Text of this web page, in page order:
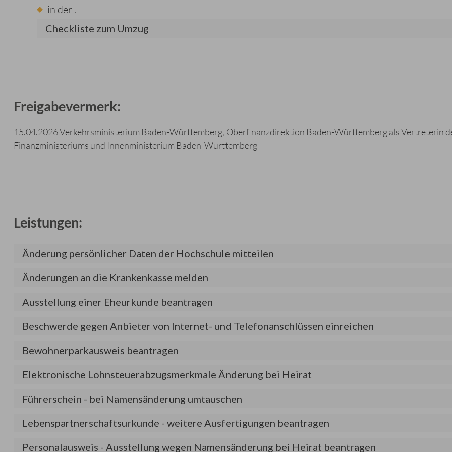
in der
Checkliste zum Umzug
.
Freigabevermerk:
15.04.2026 Verkehrsministerium Baden-Württemberg, Oberfinanzdirektion Baden-Württemberg als Vertreterin
Finanzministeriums und Innenministerium Baden-Württemberg
Leistungen:
Änderung persönlicher Daten der Hochschule mitteilen
Änderungen an die Krankenkasse melden
Ausstellung einer Eheurkunde beantragen
Beschwerde gegen Anbieter von Internet- und Telefonanschlüssen einreichen
Bewohnerparkausweis beantragen
Elektronische Lohnsteuerabzugsmerkmale Änderung bei Heirat
Führerschein - bei Namensänderung umtauschen
Lebenspartnerschaftsurkunde - weitere Ausfertigungen beantragen
Personalausweis - Ausstellung wegen Namensänderung bei Heirat beantragen